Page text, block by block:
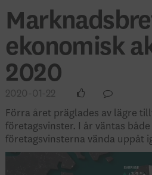
ekonomisk
2020
2020-01-22
Förra året präglades av lägre
företagsvinster. I år väntas
företagsvinsterna vända uppåt